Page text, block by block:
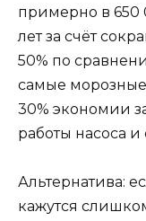
примерно в 650
лет за счёт
50% по
самые
30% экономии
работы насоса
Альтернатива:
кажутся